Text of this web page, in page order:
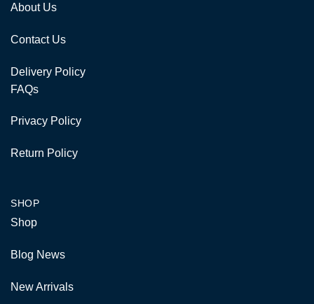
About Us
Contact Us
Delivery Policy
FAQs
Privacy Policy
Return Policy
SHOP
Shop
Blog News
New Arrivals